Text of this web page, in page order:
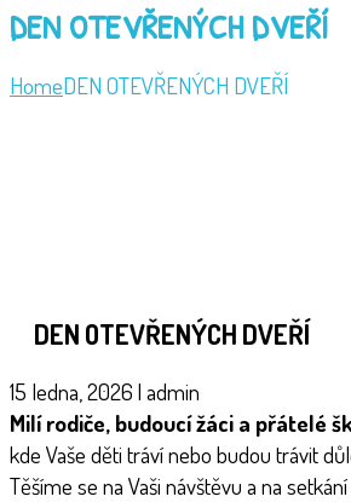
DEN OTEVŘENÝCH DVEŘÍ
HomeDEN OTEVŘENÝCH DVEŘÍ
DEN OTEVŘENÝCH DVEŘÍ
15 ledna, 2026 | admin
Milí rodiče, budoucí žáci a přátelé
kde Vaše děti tráví nebo budou trávit
Těšíme se na Vaši návštěvu a na